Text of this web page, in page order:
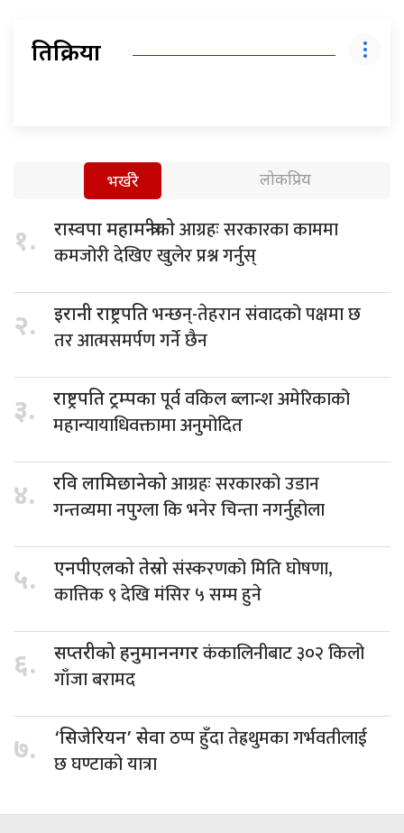
प्रतिक्रिया
भर्खरै लोकप्रिय
१. रास्वपा महामन्त्रीकोआग्रहः सरकारका काममा
कमजोरी देखिए खुलेर प्रश्न गर्नुस्
२. इरानी राष्ट्रपतिभन्छन्-तेहरान संवादको पक्षमा छ
तर आत्मसमर्पण गर्ने छैन
३. राष्ट्रपति ट्रम्पकापूर्व वकिल ब्लान्श अमेरिकाको
महान्यायाधिवक्तामा अनुमोदित
४. रवि लामिछानेकोआग्रहः सरकारको उडान
गन्तव्यमा नपुग्ला कि भनेर चिन्ता नगर्नुहोला
५. एनपीएलको तेस्रोसंस्करणको मिति घोषणा,
कात्तिक ९ देखि मंसिर ५ सम्म हुने
६. सप्तरीको हनुमाननगरकंकालिनीबाट ३०२ किलो
गाँजा बरामद
७. ‘सिजेरियन’ सेवाठप्प हुँदा तेह्रथुमका गर्भवतीलाई
छ घण्टाको यात्रा